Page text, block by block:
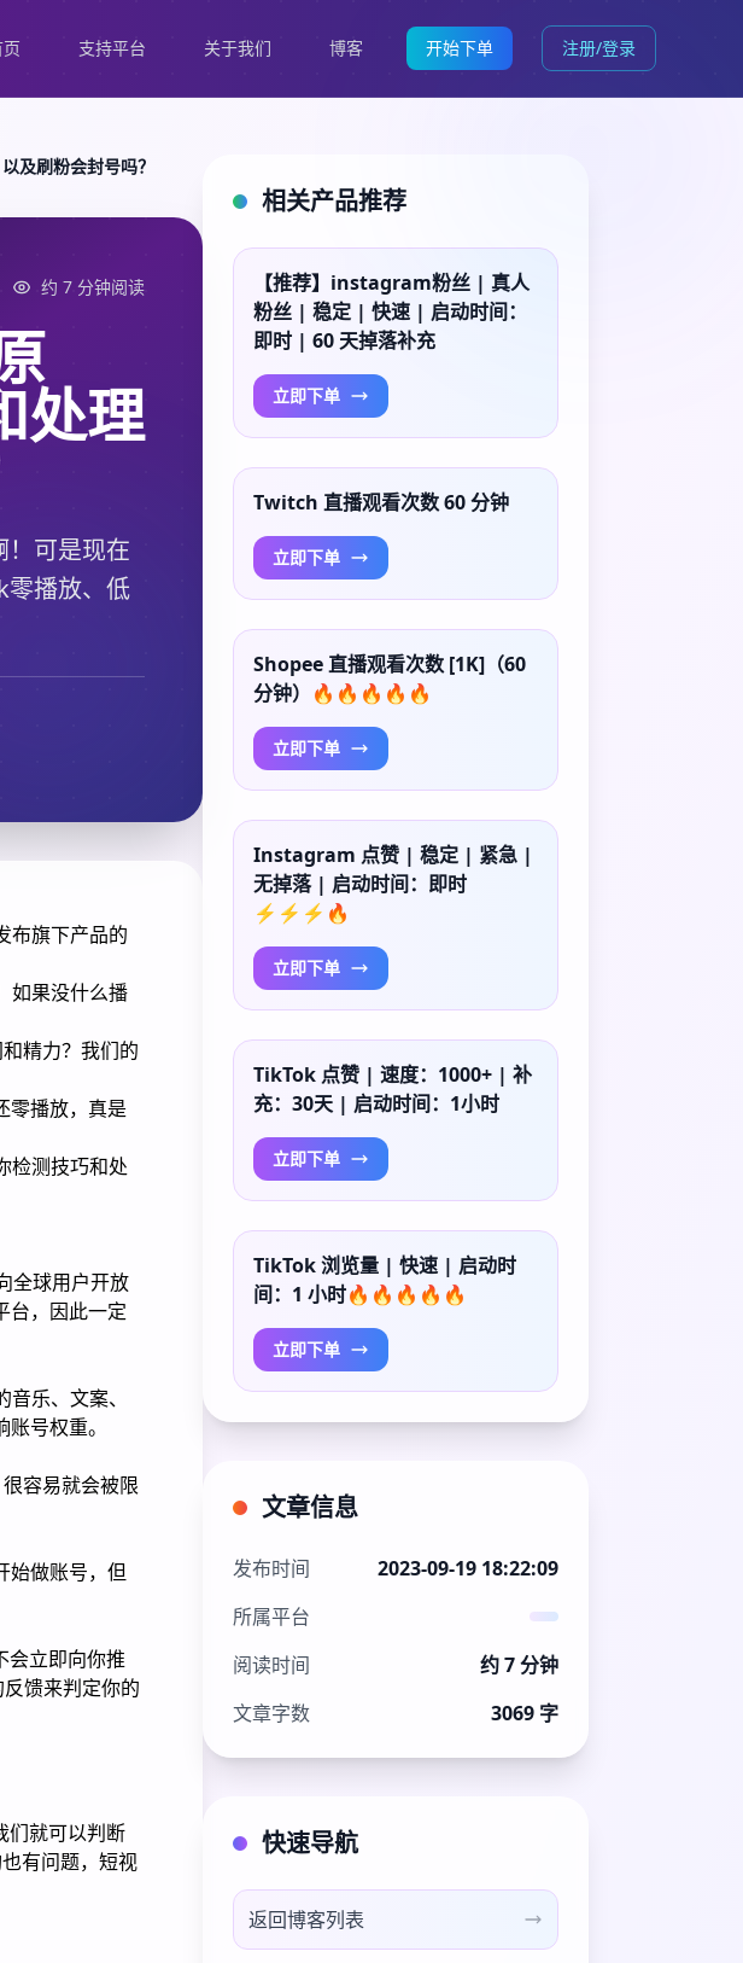
支持平台 关于我们 博客 开始下单 注册/登录
及刷粉会封号吗？
约 7 分钟阅读
处理
！可是现在
零播放、低
布旗下产品的
如果没什么播
精力？我们的
零播放，真是
检测技巧和处
全球用户开放
台，因此一定
乐、文案、
号权重。
容易就会被限
始做账号，但
会立即向你推
馈来判定你的
们就可以判断
有问题，短视
相关产品推荐
【推荐】instagram粉丝 | 真人
粉丝 | 稳定 | 快速 | 启动时间：
即时 | 60 天掉落补充
立即下单
Twitch 直播观看次数 60 分钟
立即下单
Shopee 直播观看次数 [1K]（60
分钟）🔥🔥🔥🔥🔥
立即下单
Instagram 点赞 | 稳定 | 紧急 |
无掉落 | 启动时间：即时
⚡⚡⚡🔥
立即下单
TikTok 点赞 | 速度：1000+ | 补
充：30天 | 启动时间：1小时
立即下单
TikTok 浏览量 | 快速 | 启动时
间：1 小时🔥🔥🔥🔥🔥
立即下单
文章信息
发布时间
2023-09-19 18:22:09
所属平台
阅读时间
约 7 分钟
文章字数
3069 字
快速导航
返回博客列表